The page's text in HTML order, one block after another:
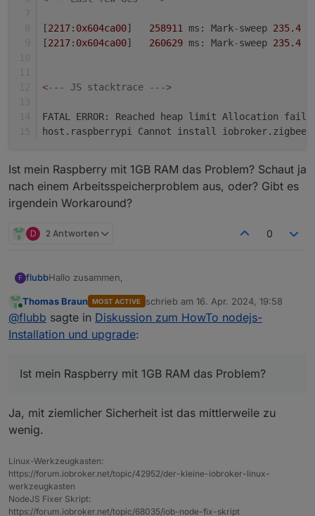
[2217: 0x604ca00] 258911 ms: Mark-sweep 235.4
[2217: 0x604ca00] 260629 ms: Mark-sweep 235.4
<--- JS stacktrace --->
FATAL ERROR: Reached heap limit Allocation
host.raspberrypi Cannot install iobroker.zigbee
Ist mein Raspberry mit 1GB RAM das Problem? Schaut ja
nach einem Arbeitsspeicherproblem aus, oder? Gibt es
irgendein Workaround?
D 2 Antworten 0
F flubbHallo zusammen,
habe mein System seit langem auch mal wieder auf Stand
gebracht, nur leider kann ich nachdem ich jetzt node-js
und den js-controller geupdatet hab, keinerlei Adapter
mehr aktualisieren. Hier mal die aktuelle Fehlermeldung:
Would you like to upgrade zigbee from
Installing iobroker.zigbee@1.10.3... (System
<--- JS stacktrace --->
FATAL ERROR: Reached heap limit Allocation
nach einem Arbeitsspeicherproblem aus, oder? Gibt es
irgendein Workaround?
Online
Thomas Braun MOST ACTIVE schrieb am 16. Apr. 2024, 19:58
zuletzt editiert von
@flubb sagte in Diskussion zum HowTo nodejs-
Installation und upgrade:
Ist mein Raspberry mit 1GB RAM das Problem?
Ja, mit ziemlicher Sicherheit ist das mittlerweile zu
wenig.
Linux-Werkzeugkasten:
https://forum.iobroker.net/topic/42952/der-kleine-iobroker-linux-
werkzeugkasten
NodeJS Fixer Skript:
https://forum.iobroker.net/topic/68035/iob-node-fix-skript